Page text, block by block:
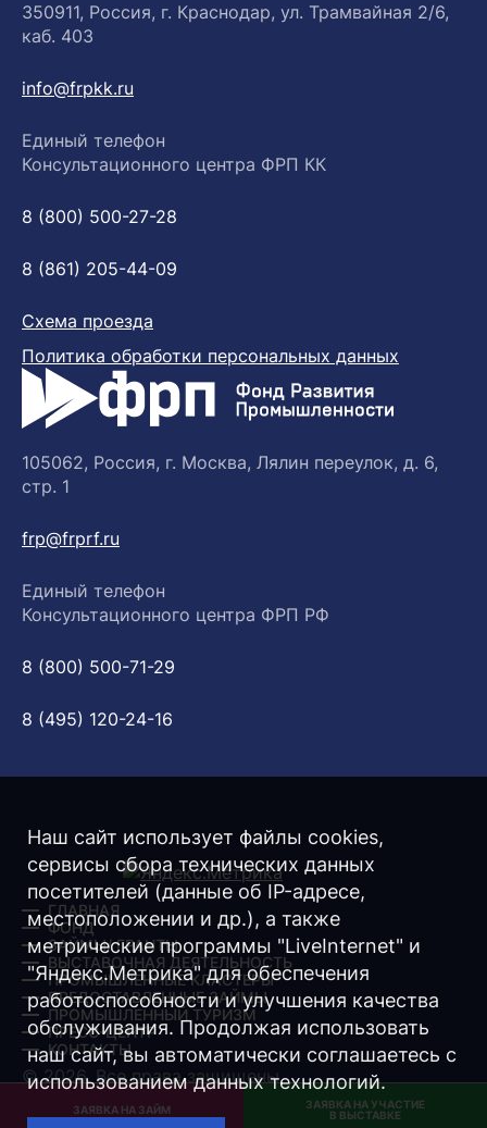
ЗАЯВКА НА ЗАЙМ
ЗАЯВКА НА УЧАСТИЕ
В ВЫСТАВКЕ
350911, Россия, г. Краснодар, ул. Трамвайная 2/6,
каб. 403
info@frpkk.ru
Единый телефон
Консультационного центра ФРП КК
8 (800) 500-27-28
8 (861) 205-44-09
Схема проезда
Политика обработки персональных данных
105062, Россия, г. Москва, Лялин переулок, д. 6,
стр. 1
frp@frprf.ru
Единый телефон
Консультационного центра ФРП РФ
8 (800) 500-71-29
8 (495) 120-24-16
ГЛАВНАЯ
ФОНД
ЗАЙМЫ/ ГРАНТЫ
ВЫСТАВОЧНАЯ ДЕЯТЕЛЬНОСТЬ
ПРОМЫШЛЕННЫЕ КЛАСТЕРЫ
ПРЕДОСТАВЛЕННЫЕ ЗАЙМЫ
ПРОМЫШЛЕННЫЙ ТУРИЗМ
ПРЕСС-ЦЕНТР
КОНТАКТЫ
© 2026. Все права защищены.
Разработка -Интернет-Имидж
Наш сайт использует файлы cookies,
сервисы сбора технических данных
посетителей (данные об IP-адресе,
местоположении и др.), а также
метрические программы "LiveInternet" и
"Яндекс.Метрика" для обеспечения
работоспособности и улучшения качества
обслуживания. Продолжая использовать
наш сайт, вы автоматически соглашаетесь с
использованием данных технологий.